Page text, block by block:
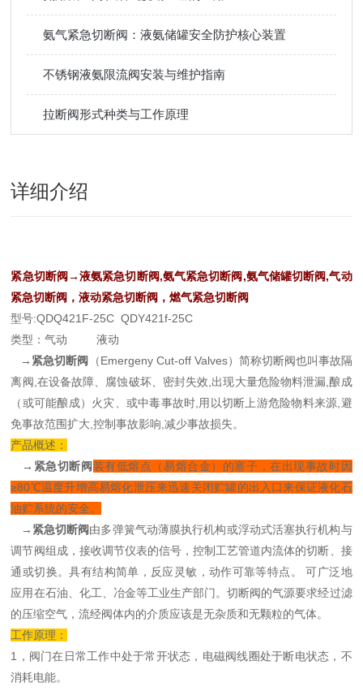
氨气紧急切断阀：液氨储罐安全防护核心装置
不锈钢液氨限流阀安装与维护指南
拉断阀形式种类与工作原理
详细介绍
紧急切断阀→液氨紧急切断阀,氨气紧急切断阀,氨气储罐切断阀,气动
紧急切断阀，液动紧急切断阀，燃气紧急切断阀
型号:QDQ421F-25C QDY421f-25C
类型：气动 液动
→紧急切断阀
（Emergeny Cut-off Valves）简称切断阀也叫事故隔
离阀,在设备故障、腐蚀破坏、密封失效,出现大量危险物料泄漏,酿成
（或可能酿成）火灾、或中毒事故时,用以切断上游危险物料来源,避
免事故范围扩大,控制事故影响,减少事故损失。
产品概述：
→紧急切断阀装有低熔点（易熔合金）的塞子，在出现事故时因
≥80℃温度升增高易熔化泄压来迅速关闭贮罐的出入口来保证液化石
油贮系统的安全。
→ 紧急切断阀由多弹簧气动薄膜执行机构或浮动式活塞执行机构与
调节阀组成，接收调节仪表的信号，控制工艺管道内流体的切断、接
通或切换。具有结构简单，反应灵敏，动作可靠等特点。 可广泛地
应用在石油、化工、冶金等工业生产部门。切断阀的气源要求经过滤
的压缩空气，流经阀体内的介质应该是无杂质和无颗粒的气体。
工作原理：
1，阀门在日常工作中处于常开状态，电磁阀线圈处于断电状态，不
消耗电能。